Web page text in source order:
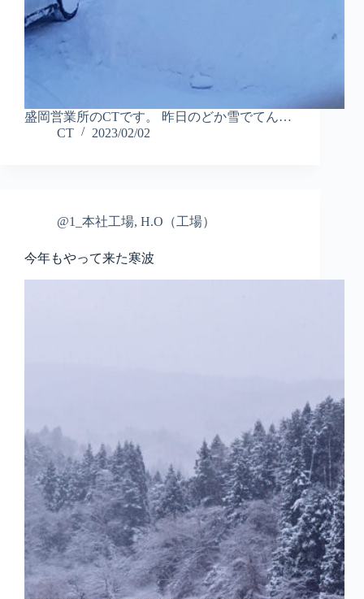
盛岡営業所のCTです。 昨日のどか雪でてん…
CT
2023/02/02
@1_本社工場, H.O（工場）
今年もやって来た寒波